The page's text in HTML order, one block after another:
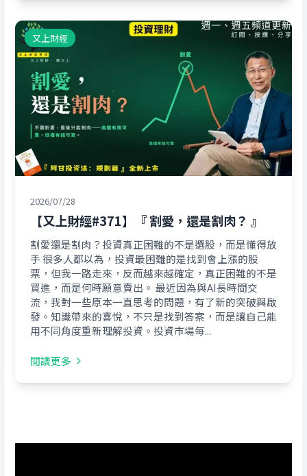
又上財經
2026/07/28
【又上財經#371】『 割愛，還是割肉？ 』
割愛還是割肉？投資真正困難的不是選股，而是懂得放
手 很多人都以為，投資最困難的是找到會上漲的股
票，但我一路走來，反而越來越確定，真正困難的不是
買進，而是何時願意賣出。 最近因為與AI長時間交
流，我對一些原本一直思考的問題，有了新的突破與啟
發。知識帶來的喜悅，不只是找到答案，而是讓自己能
用不同角度重新理解投資。投資市場每...
閱讀更多